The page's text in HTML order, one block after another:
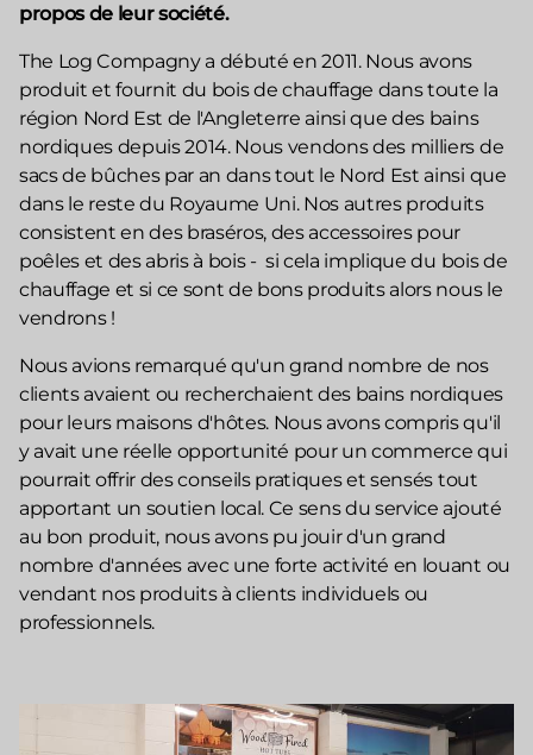
propos de leur société.
The Log Compagny a débuté en 2011. Nous avons
produit et fournit du bois de chauffage dans toute la
région Nord Est de l'Angleterre ainsi que des bains
nordiques depuis 2014. Nous vendons des milliers de
sacs de bûches par an dans tout le Nord Est ainsi que
dans le reste du Royaume Uni. Nos autres produits
consistent en des braséros, des accessoires pour
poêles et des abris à bois - si cela implique du bois de
chauffage et si ce sont de bons produits alors nous le
vendrons !
Nous avions remarqué qu'un grand nombre de nos
clients avaient ou recherchaient des bains nordiques
pour leurs maisons d'hôtes. Nous avons compris qu'il
y avait une réelle opportunité pour un commerce qui
pourrait offrir des conseils pratiques et sensés tout
apportant un soutien local. Ce sens du service ajouté
au bon produit, nous avons pu jouir d'un grand
nombre d'années avec une forte activité en louant ou
vendant nos produits à clients individuels ou
professionnels.